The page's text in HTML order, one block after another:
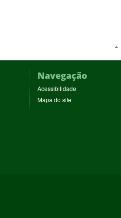
Navegação
Acessibilidade
Mapa do site